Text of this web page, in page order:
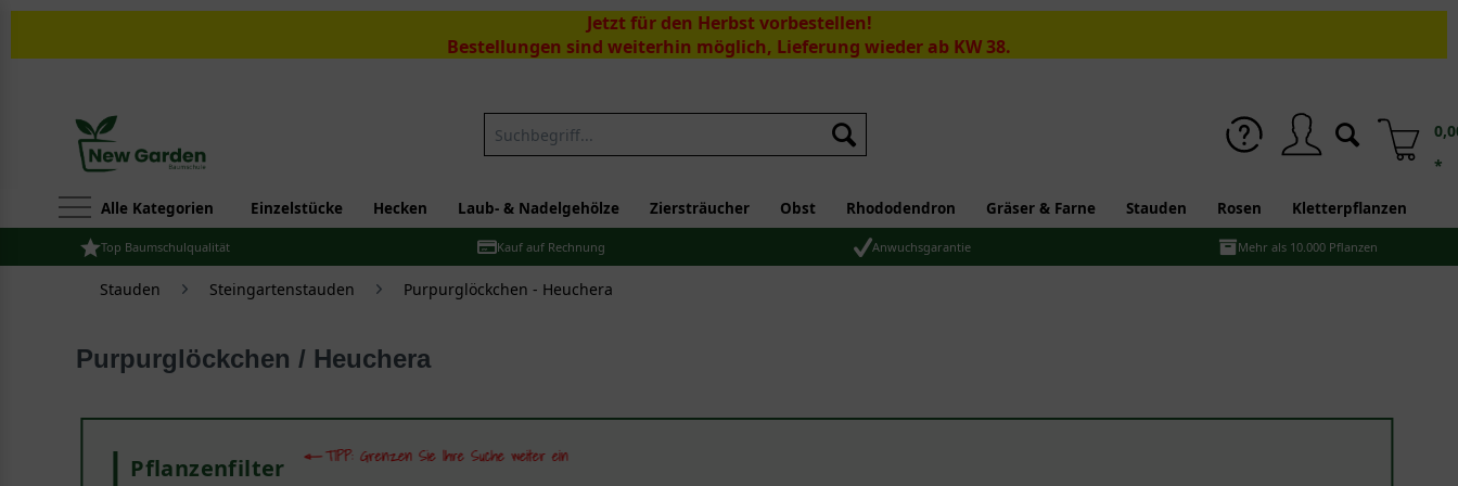
Jetzt für den Herbst vorbestellen!
Bestellungen sind weiterhin möglich, Lieferung wieder ab KW 38.
Suchen
*
Alle Kategorien Einzelstücke Hecken Laub- & Nadelgehölze Ziersträucher Obst Rhododendron Gräser & Farne Stauden Rosen Kletterpflanzen
Top Baumschulqualität Kauf auf Rechnung Anwuchsgarantie Mehr als 10.000 Pflanzen
Stauden Steingartenstauden Purpurglöckchen - Heuchera
Purpurglöckchen / Heuchera
Pflanzenfilter